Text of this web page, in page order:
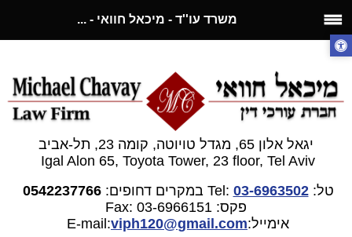
משרד עו''ד - מיכאל חוואי - ...
יגאל אלון 65, מגדל טויוטה, קומה 23, תל-אביב
Igal Alon 65, Toyota Tower, 23 floor, Tel Aviv
טל:03-6963502
Tel: במקרים דחופים:0542237766
פקס: 03-6966151
Fax:
אימייל:E-mail:
viph120@gmail.com